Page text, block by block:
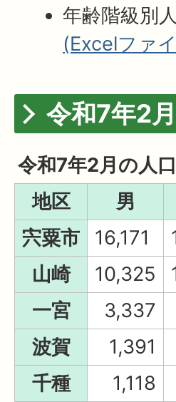
年齢階級別
(Excelファ
令和7年2
令和7年2月の人
地区
男
宍粟市
16,171
山崎
10,325
一宮
3,337
波賀
1,391
千種
1,118